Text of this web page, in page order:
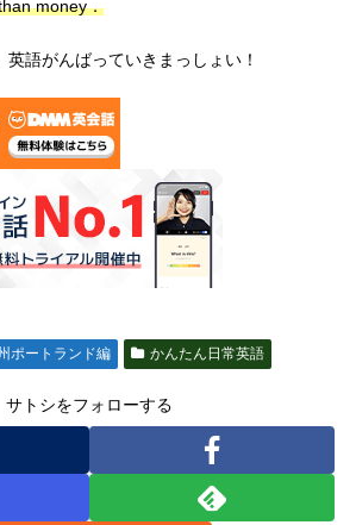
money．
語がんばっていきまっしょい！
ポートランド編 かんたん日常英語
サトシをフォローする